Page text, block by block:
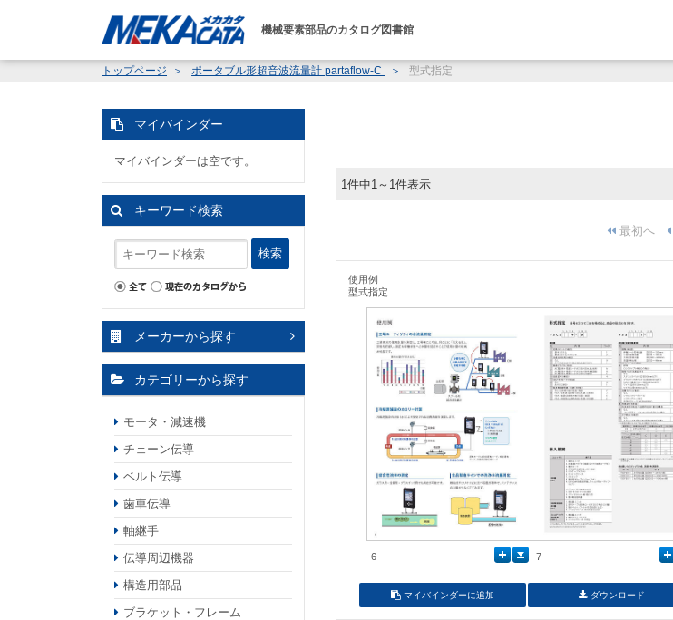
機械要素部品のカタログ図書館
トップページ ポータブル形超音波流量計 partaflow-C 型式指定
1件中1～1件表示
使用例
型式指定
6 7
マイバインダーに追加 ダウンロード
マイバインダー
マイバインダーは空です。
キーワード検索
検索
メーカーから探す
カテゴリーから探す
モータ・減速機
チェーン伝導
ベルト伝導
歯車伝導
軸継手
伝導周辺機器
構造用部品
ブラケット・フレーム